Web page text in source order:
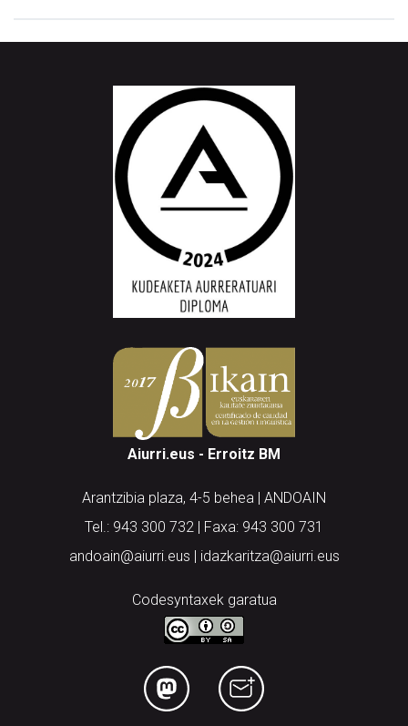
Aiurri.eus - Erroitz BM
Arantzibia plaza, 4-5 behea | ANDOAIN
Tel.: 943 300 732 | Faxa: 943 300 731
andoain@aiurri.eus | idazkaritza@aiurri.eus
Codesyntaxek garatua